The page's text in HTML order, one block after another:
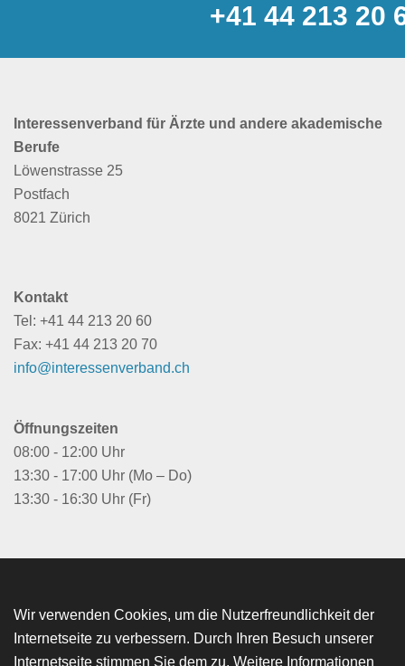
+41 44 213 20
Interessenverband für Ärzte und andere akademische
Berufe
Löwenstrasse 25
Postfach
8021 Zürich
Kontakt
Tel: +41 44 213 20 60
Fax: +41 44 213 20 70
info@interessenverband.ch
Öffnungszeiten
08:00 - 12:00 Uhr
13:30 - 17:00 Uhr (Mo – Do)
13:30 - 16:30 Uhr (Fr)
Rechtliche Hinweise
Wir verwenden Cookies, um die Nutzerfreundlichkeit der
Internetseite zu verbessern. Durch Ihren Besuch unserer
Internetseite stimmen Sie dem zu. Weitere Informationen